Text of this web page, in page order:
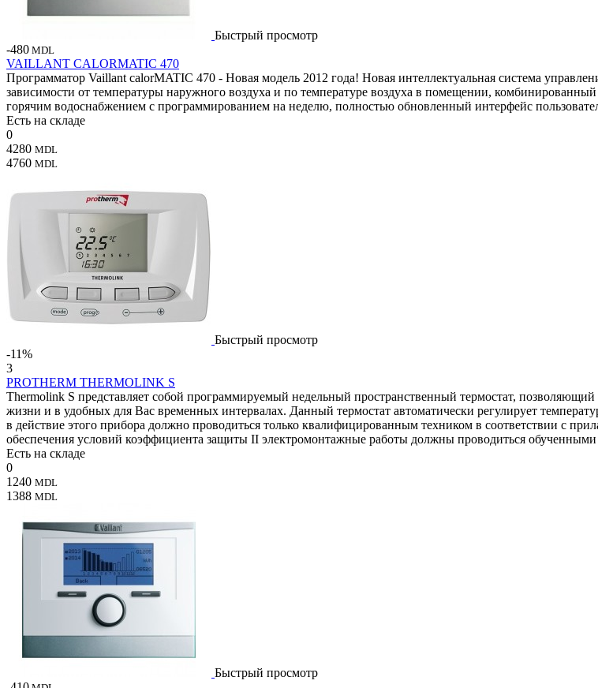
Быстрый просмотр
-480 MDL
VAILLANT CALORMATIC 470
Программатор Vaillant calorMATIC 470 - Новая модель 2012 года! Новая интеллектуальная система
зависимости от температуры наружного воздуха и по температуре воздуха в помещении,
горячим водоснабжением с программированием на неделю, полностью обновленный интерфейс
Есть на складе
0
4280 MDL
4760 MDL
Быстрый просмотр
-11%
3
PROTHERM THERMOLINK S
Thermolink S представляет собой программируемый недельный пространственный термостат,
жизни и в удобных для Вас временных интервалах. Данный термостат автоматически регулирует
в действие этого прибора должно проводиться только квалифицированным техником в соответствии с
обеспечения условий коэффициента защиты II электромонтажные работы должны проводиться
Есть на складе
0
1240 MDL
1388 MDL
Быстрый просмотр